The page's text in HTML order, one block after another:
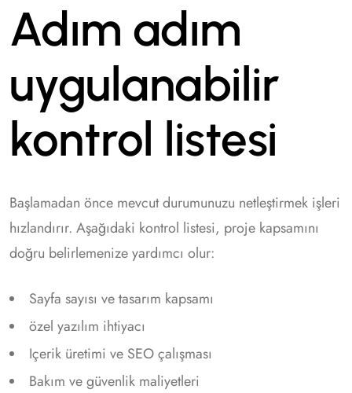
Adım adım
uygulanabilir
kontrol listesi
Başlamadan önce mevcut durumunuzu netleştirmek işleri
hızlandırır. Aşağıdaki kontrol listesi, proje kapsamını
doğru belirlemenize yardımcı olur:
Sayfa sayısı ve tasarım kapsamı
özel yazılım ihtiyacı
Içerik üretimi ve SEO çalışması
Bakım ve güvenlik maliyetleri